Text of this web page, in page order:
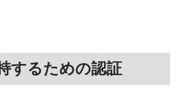
するための認証